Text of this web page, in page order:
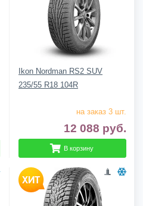
Ikon Nordman RS2 SUV
235/55 R18 104R
на заказ 3 шт.
12 088 руб.
В корзину